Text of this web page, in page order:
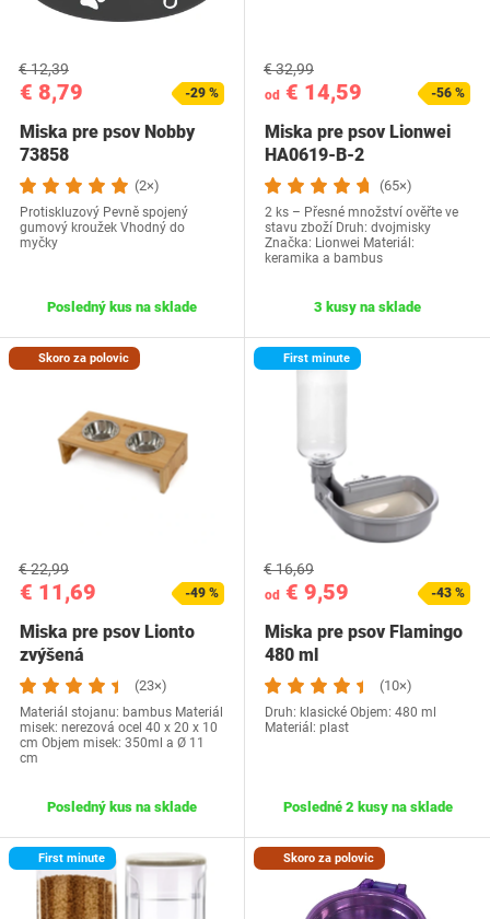
€ 8,79
€ 12,39
-29 %
Miska pre psov Nobby
73858
(2×)
Protiskluzový Pevně spojený
gumový kroužek Vhodný do
myčky
Posledný kus na sklade
od € 14,59
€ 32,99
-56 %
Miska pre psov Lionwei
HA0619-B-2
(65×)
2 ks – Přesné množství ověřte ve
stavu zboží Druh: dvojmisky
Značka: Lionwei Materiál:
keramika a bambus
3 kusy na sklade
Skoro za polovic
€ 11,69
€ 22,99
-49 %
Miska pre psov Lionto
zvýšená
(23×)
Materiál stojanu: bambus Materiál
misek: nerezová ocel 40 x 20 x 10
cm Objem misek: 350ml a Ø 11
cm
Posledný kus na sklade
First minute
od € 9,59
€ 16,69
-43 %
Miska pre psov Flamingo
480 ml
(10×)
Druh: klasické Objem: 480 ml
Materiál: plast
Posledné 2 kusy na sklade
First minute Skoro za polovic